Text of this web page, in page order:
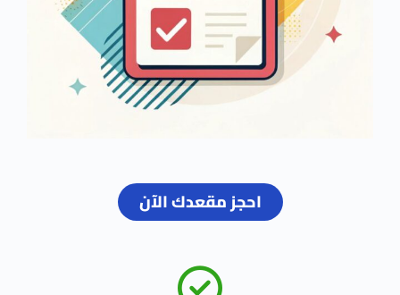
احجز مقعدك الآن